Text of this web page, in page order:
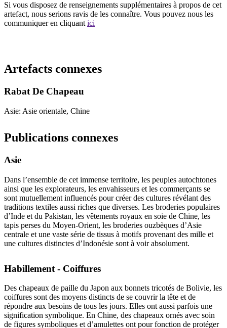
Si vous disposez de renseignements supplémentaires à propos de cet
artefact, nous serions ravis de les connaître. Vous pouvez nous les
communiquer en cliquant ici
Artefacts connexes
Rabat De Chapeau
Asie: Asie orientale, Chine
Publications connexes
Asie
Dans l’ensemble de cet immense territoire, les peuples autochtones
ainsi que les explorateurs, les envahisseurs et les commerçants se
sont mutuellement influencés pour créer des cultures révélant des
traditions textiles aussi riches que diverses. Les broderies populaires
d’Inde et du Pakistan, les vêtements royaux en soie de Chine, les
tapis perses du Moyen-Orient, les broderies ouzbèques d’Asie
centrale et une vaste série de tissus à motifs provenant des mille et
une cultures distinctes d’Indonésie sont à voir absolument.
Habillement - Coiffures
Des chapeaux de paille du Japon aux bonnets tricotés de Bolivie, les
coiffures sont des moyens distincts de se couvrir la tête et de
répondre aux besoins de tous les jours. Elles ont aussi parfois une
signification symbolique. En Chine, des chapeaux ornés avec soin
de figures symboliques et d’amulettes ont pour fonction de protéger